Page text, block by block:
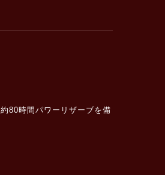
80時間パワーリザーブを備